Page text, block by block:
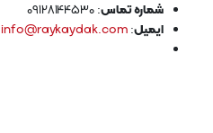
شماره تماس: 09128144530
ایمیل:
info@raykaydak.com